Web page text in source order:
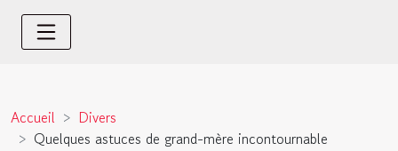
Accueil
Divers
Quelques astuces de grand-mère incontournable